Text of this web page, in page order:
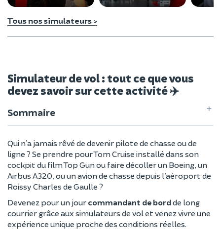
Tous nos simulateurs >
Simulateur de vol : tout ce que vous
devez savoir sur cette activité ✈️
Sommaire
Qui n’a jamais rêvé de devenir pilote de chasse ou de
ligne ? Se prendre pour Tom Cruise installé dans son
cockpit du film Top Gun ou faire décoller un Boeing, un
Airbus A320, ou un avion de chasse depuis l’aéroport de
Roissy Charles de Gaulle ?
Devenez pour un jour commandant de bordde long
courrier grâce aux simulateurs de vol et venez vivre une
expérience unique proche des conditions réelles.